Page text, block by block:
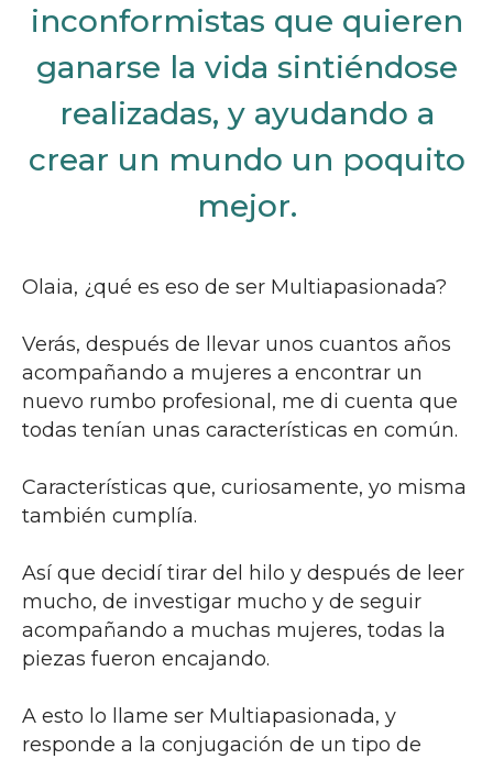
inconformistas que quieren
ganarse la vida sintiéndose
realizadas, y ayudando a
crear un mundo un poquito
mejor.
Olaia, ¿qué es eso de ser Multiapasionada?
Verás, después de llevar unos cuantos años
acompañando a mujeres a encontrar un
nuevo rumbo profesional, me di cuenta que
todas tenían unas características en común.
Características que, curiosamente, yo misma
también cumplía.
Así que decidí tirar del hilo y después de leer
mucho, de investigar mucho y de seguir
acompañando a muchas mujeres, todas la
piezas fueron encajando.
A esto lo llame ser Multiapasionada, y
responde a la conjugación de un tipo de